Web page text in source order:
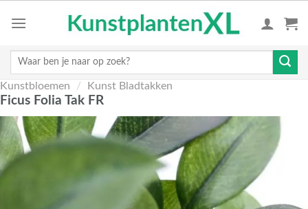
Zoeken
Kunstbloemen / Kunst Bladtakken
Ficus Folia Tak FR